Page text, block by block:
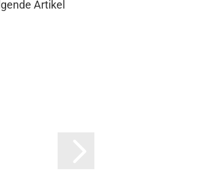
Artikel